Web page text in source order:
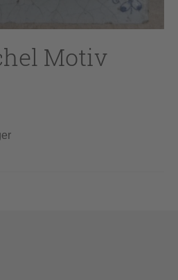
Motiv